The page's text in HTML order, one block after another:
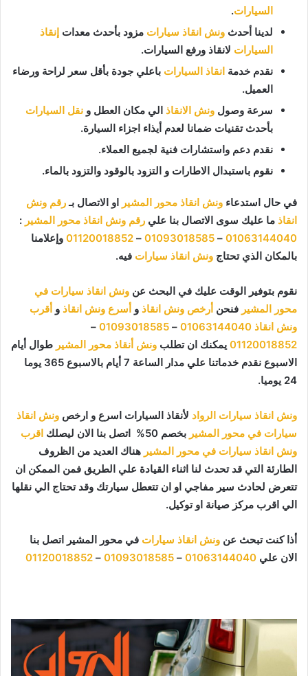
السيارات.
لدينا أحدث ونش انقاذ سيارات مزود بأحدث معدات إنقاذ
السيارات لانقاذ ورفع السيارات.
نقدم خدمة انقاذ السيارات باعلي جودة بأقل سعر لراحة ورضاء
العميل.
سرعة وصول ونش الانقاذ الي مكان العطل و نقل السيارات
بأحدث تقنيات ضمانا لعدم أيذاء اجزاء السيارة.
نقدم دعم واستشارات فنية لجميع العملاء.
نقوم باستبدال الاطارات و التزود بالوقود والتزود بالماء.
في حال استدعاء ونش انقاذ محور المشير او الاتصال بـرقم ونش
انقاذ ما عليك سوى الاتصال بنا علي رقم ونش انقاذ محور المشير :
01063144040
–
01093018585
–
01120018852 وإعلامنا
بالمكان الذي تحتاج ونش انقاذ سيارات فيه.
نقوم بتوفير الوقت عليك في البحث عن ونش انقاذ سيارات في
محور المشير فنحن أرخص ونش انقاذ و أسرع ونش انقاذ و أقرب
ونش انقاذ 01063144040
–
01093018585
–
01120018852 يمكنك ان تطلب ونش أنقاذ محور المشير طوال أيام
الاسبوع نقدم خدماتنا علي مدار الساعة 7 أيام بالاسبوع 365 يوما
24 يوميا.
ونش انقاذ سيارات الرواد لأنقاذ السيارات اسرع و ارخص ونش انقاذ
سيارات في محور المشير بخصم 50% اتصل بنا الان ليصلك
اقرب
ونش انقاذ سيارات في محور المشير هناك العديد من الظروف
الطارئة التي قد تحدث لنا اثناء القيادة علي الطريق فمن الممكن ان
تتعرض لحادث سير مفاجي او ان تتعطل سيارتك وقد تحتاج الي نقلها
الي اقرب مركز صيانة او توكيل.
أذا كنت تبحث عن ونش انقاذ سيارات في محور المشير اتصل بنا
الان علي 01063144040
–
01093018585
–
01120018852